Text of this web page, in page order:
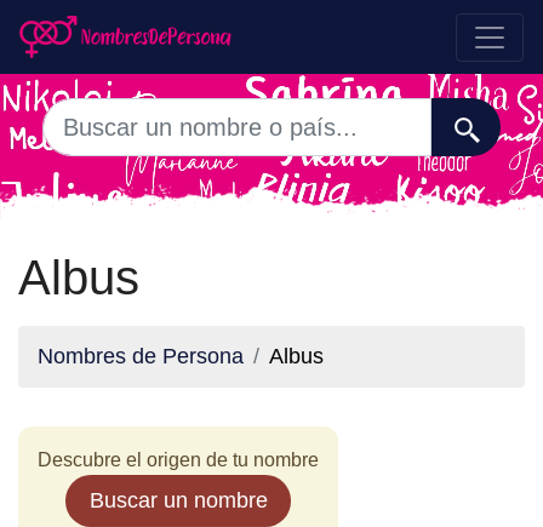
Albus
Nombres de Persona Albus
Descubre el origen de tu nombre
Buscar un nombre